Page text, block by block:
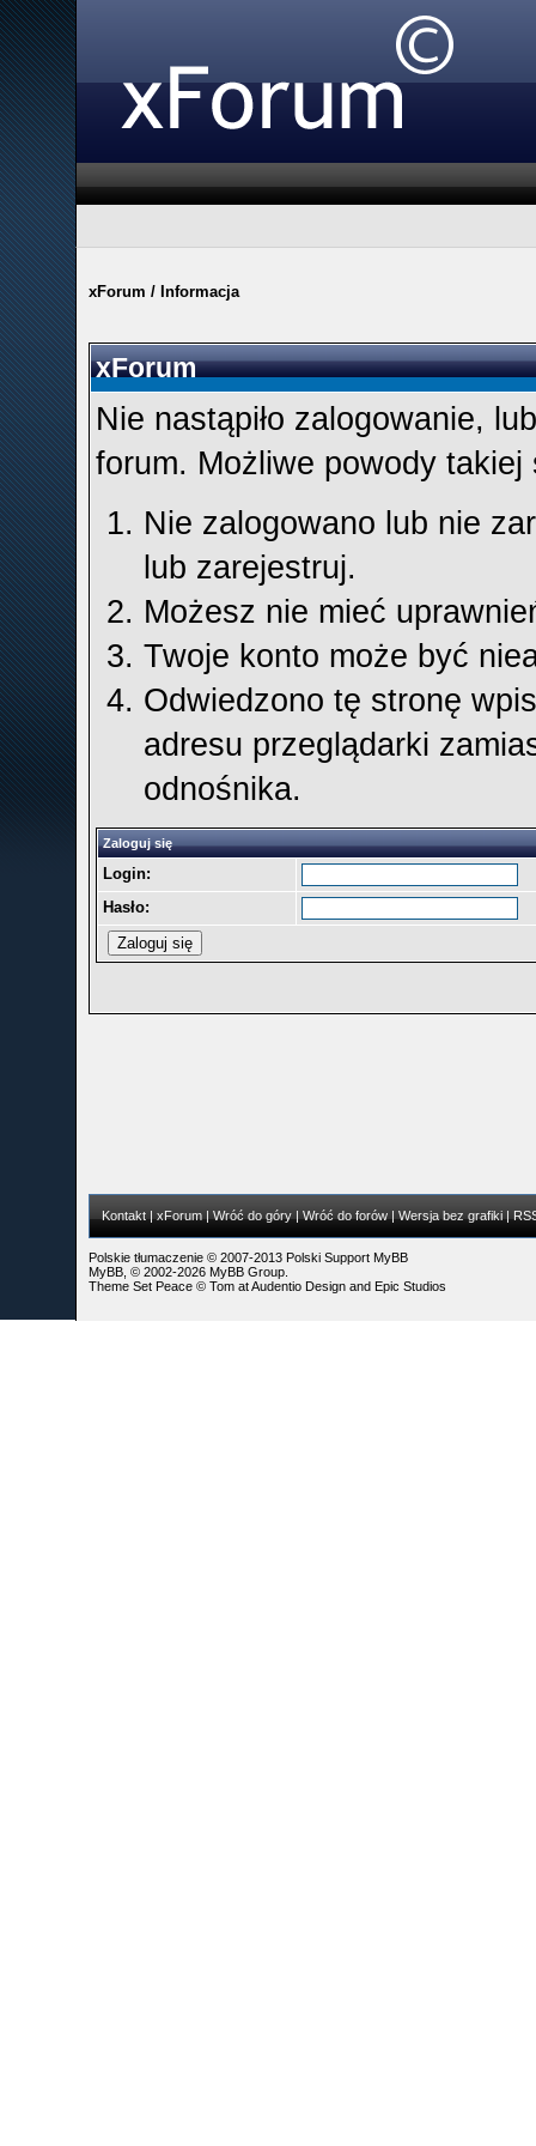
xForum / Informacja
xForum
Nie nastąpiło zalogowanie,
forum. Możliwe powody takiej
Nie zalogowano lub nie
lub zarejestruj.
Możesz nie mieć
Twoje konto może być
Odwiedzono tę stronę
adresu przeglądarki
odnośnika.
Zaloguj się
Login:
Hasło:
Kontakt| xForum| Wróć do góry| Wróć do forów| Wersja bez grafiki|
Polskie tłumaczenie © 2007-2013 Polski Support MyBB
MyBB, © 2002-2026 MyBB Group.
Theme Set Peace © TomatAudentio Designand Epic Studios